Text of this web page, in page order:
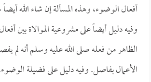
أفعال الوضوء، وهذه المسألة إن شاء الله أيضاً
وفيه دليل أيضاً على مشروعية الموالاة بين
الظاهر من فعله صلى الله عليه وسلم أنه لم
الأعمال بفاصل. وفيه دليل على فضيلة